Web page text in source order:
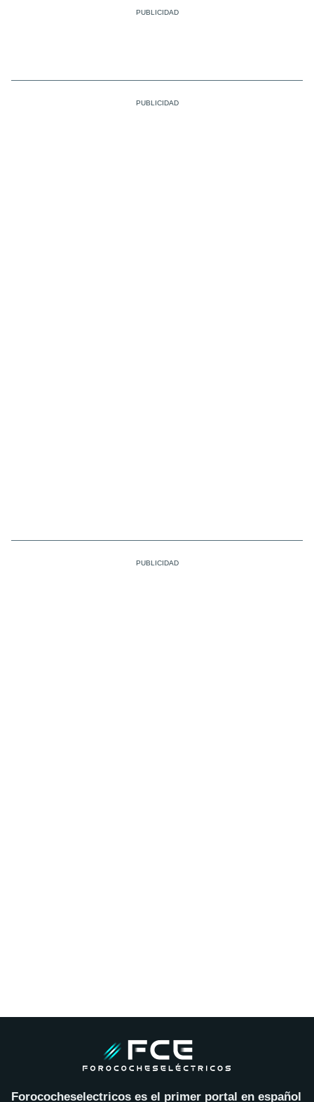
Forococheselectricos es el primer portal en español